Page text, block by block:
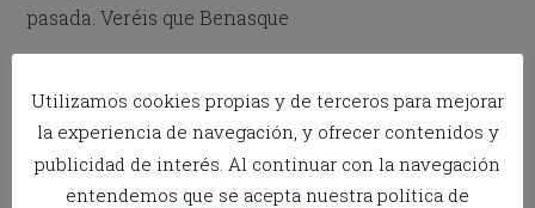
pasada. Veréis que Benasque
Etiquetado como:Benasque,fotografia nocturna,hdr, nieve,
valle de benasque
Utilizamos cookies propias y de terceros para mejorar
la experiencia de navegación, y ofrecer contenidos y
publicidad de interés. Al continuar con la navegación
entendemos que se acepta nuestra política de